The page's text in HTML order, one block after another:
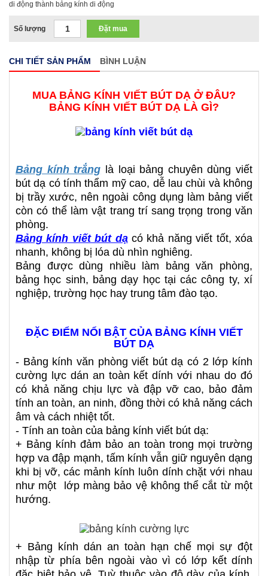
di động thành bảng kính di động
Số lượng Đặt mua
CHI TIẾT SẢN PHẨM BÌNH LUẬN
MUA BẢNG KÍNH VIẾT BÚT DẠ Ở ĐÂU?
BẢNG KÍNH VIẾT BÚT DẠ LÀ GÌ?
Bảng kính trắng là loại bảng chuyên dùng viết
bút dạ có tính thẩm mỹ cao, dễ lau chùi và không
bị trầy xước, nên ngoài công dụng làm bảng viết
còn có thể làm vật trang trí sang trọng trong văn
phòng.
Bảng kính viết bút dạcó khả năng viết tốt, xóa
nhanh, không bị lóa dù nhìn nghiêng.
Bảng được dùng nhiều làm bảng văn phòng,
bảng học sinh, bảng dạy học tại các công ty, xí
nghiệp, trường học hay trung tâm đào tạo.
ĐẶC ĐIỂM NỔI BẬT CỦA BẢNG KÍNH VIẾT
BÚT DẠ
- Bảng kính văn phòng viết bút dạ có 2 lớp kính
cường lực dán an toàn kết dính với nhau do đó
có khả năng chịu lực và đập vỡ cao, bảo đảm
tính an toàn, an ninh, đồng thời có khả năng cách
âm và cách nhiệt tốt.
- Tính an toàn của bảng kính viết bút dạ:
+ Bảng kính đảm bảo an toàn trong mọi trường
hợp va đập mạnh, tấm kính vẫn giữ nguyên dạng
khi bị vỡ, các mảnh kính luôn dính chặt với nhau
như một lớp màng bảo vệ không thể cắt từ một
hướng.
+ Bảng kính dán an toàn hạn chế mọi sự đột
nhập từ phía bên ngoài vào vì có lớp kết dính